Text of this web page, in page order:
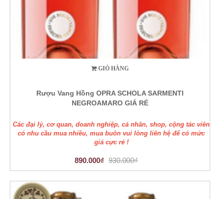
GIỎ HÀNG
Rượu Vang Hồng OPRA SCHOLA SARMENTI
NEGROAMARO GIÁ RẺ
Các đại lý, cơ quan, doanh nghiệp, cá nhân, shop, cộng tác viên
có nhu cầu mua nhiều, mua buôn vui lòng liên hệ để có mức
giá cực rẻ !
890.000₫ 930.000₫